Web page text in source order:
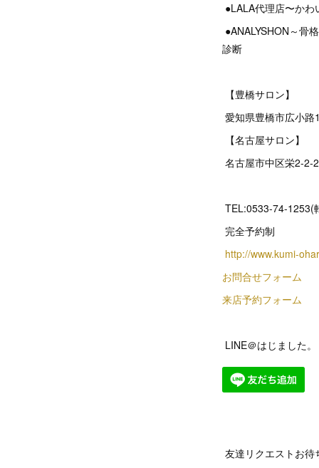
●LALA代理店〜か
●ANALYSHON～骨
診断
【豊橋サロン】
愛知県豊橋市広小
【名古屋サロン】
名古屋市中区栄
TEL:0533-74-1253(
完全予約制
http://www.kumi-
お問合せフォーム
来店予約フォーム
LINE＠はじました。
友達リクエストお待